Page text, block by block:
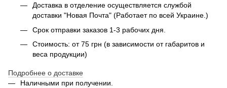
Доставка в отделение осуществляется службой
доставки "Новая Почта" (Работает по всей Украине.)
Срок отправки заказов 1-3 рабочих дня.
Стоимость: от 75 грн (в зависимости от габаритов и
веса продукции)
Подробнее о доставке
Наличными при получении.